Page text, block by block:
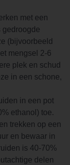
met een
gedroogde
(bijvoorbeeld
mengsel 2-6
plek en schud
in een schone,
in een pot
ethanol) toe.
trekken op een
en bewaar in
is 40-70%
delen